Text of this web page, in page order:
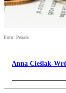
Foto: Pexels
Anna Cieślak-